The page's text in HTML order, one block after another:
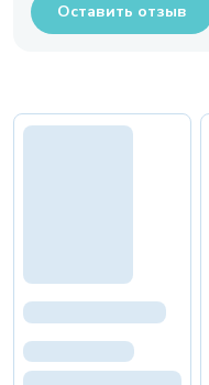
Оставить отзыв